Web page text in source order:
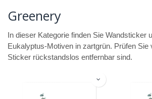
Greenery
In dieser Kategorie finden Sie Wandsticker
Eukalyptus-Motiven in zartgrün. Prüfen Sie
Sticker rückstandslos entfernbar sind.